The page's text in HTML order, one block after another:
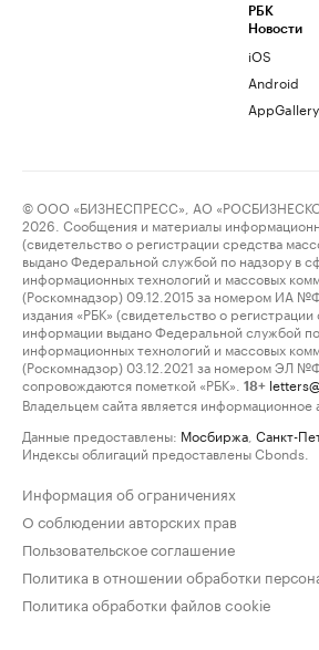
РБК
Новости
iOS
Android
AppGallery
© ООО «БИЗНЕСПРЕСС», АО
2026. Сообщения и материалы
(свидетельство о регистрации средства
выдано Федеральной службой по надзору в
информационных технологий и массовых
(Роскомнадзор) 09.12.2015 за номером ИА
издания «РБК» (свидетельство о
информации выдано Федеральной службой
информационных технологий и массовых
(Роскомнадзор) 03.12.2021 за номером ЭЛ
сопровождаются пометкой «РБК».
18+
Владельцем сайта является информационное
Данные предоставлены: Мосбиржа Санкт-
Индексы облигаций предоставлены Cbonds.
Информация об ограничениях
О соблюдении авторских прав
Пользовательское соглашение
Политика в отношении обработки
Политика обработки файлов cookie